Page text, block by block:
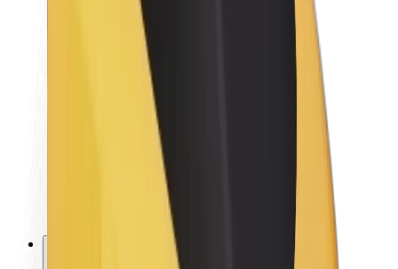
Tiskové centrum
Pokyny ke značce
Naše poslání
Vztahy s investory